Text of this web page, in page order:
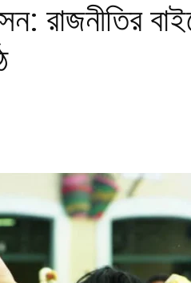
রাজনীতির